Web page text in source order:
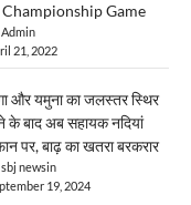
Game
Admin
21, 2022
और यमुना का जलस्तर स्थिर
के बाद अब सहायक नदियां
पर, बाढ़ का खतरा बरकरार
sbj newsin
19, 2024